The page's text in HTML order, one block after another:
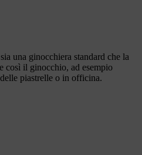
una ginocchiera standard che la
così il ginocchio, ad esempio
piastrelle o in officina.